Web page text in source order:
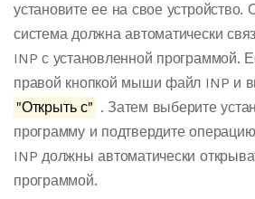
установите ее на свое устройство.
система должна автоматически
INP с установленной программой.
правой кнопкой мыши файл INP и
"Открыть с" . Затем выберите
программу и подтвердите
INP должны автоматически
программой.